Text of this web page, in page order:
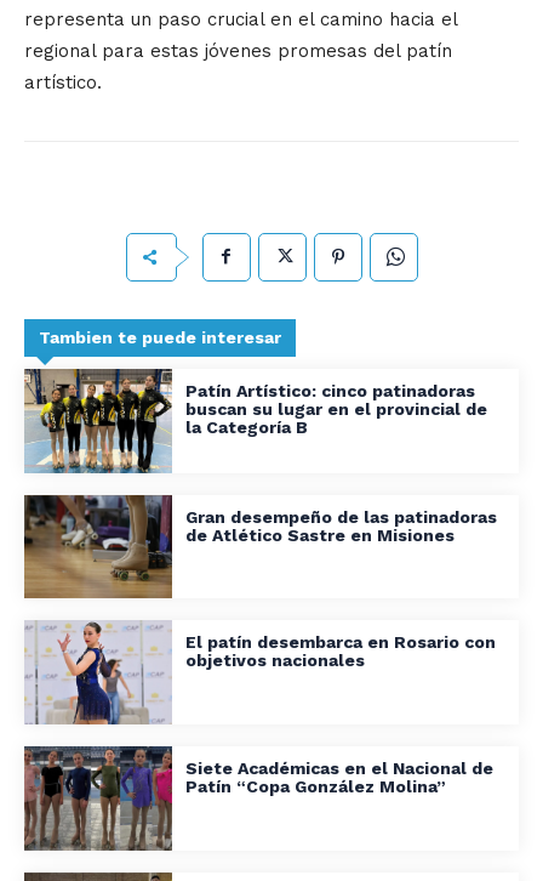
representa un paso crucial en el camino hacia el
regional para estas jóvenes promesas del patín
artístico.
Tambien te puede interesar
Patín Artístico: cinco patinadoras
buscan su lugar en el provincial de
la Categoría B
Gran desempeño de las patinadoras
de Atlético Sastre en Misiones
El patín desembarca en Rosario con
objetivos nacionales
Siete Académicas en el Nacional de
Patín “Copa González Molina”